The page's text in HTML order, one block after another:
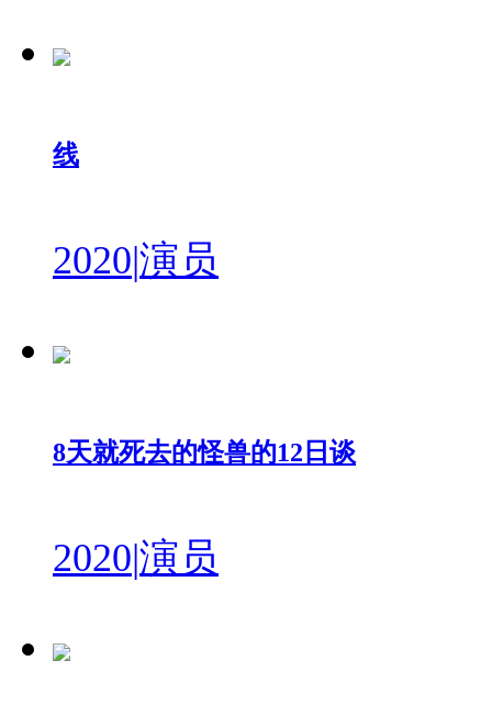
线
2020|演员
8天就死去的怪兽的12日谈
2020|演员